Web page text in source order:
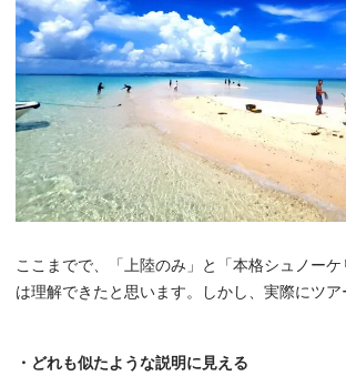
ここまでで、「上陸のみ」と「本格シュノー
は理解できたと思います。しかし、実際にツア
・どれも似たような説明に見える